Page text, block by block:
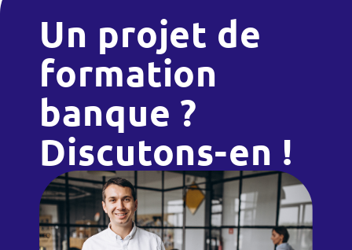
Un projet de
formation
banque ?
Discutons-en !